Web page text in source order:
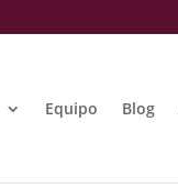
Equipo Blog